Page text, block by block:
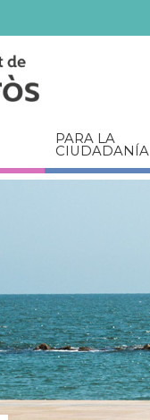
PARA LA
CIUDADANÍA